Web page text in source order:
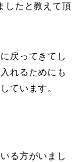
したと教えて頂
戻ってきてし
れるためにも
ています。
る方がいまし